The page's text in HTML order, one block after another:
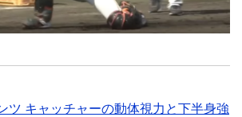
ツ キャッチャーの動体視力と下半身強